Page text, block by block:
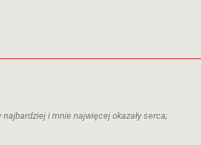
i mnie najwięcej okazały serca;